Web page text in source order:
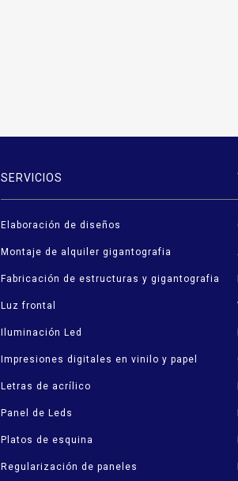
SERVICIOS
Elaboración de diseños
Montaje de alquiler gigantografia
Fabricación de estructuras y gigantografia
Luz frontal
Iluminación Led
Impresiones digitales en vinilo y papel
Letras de acrílico
Panel de Leds
Platos de esquina
Regularización de paneles